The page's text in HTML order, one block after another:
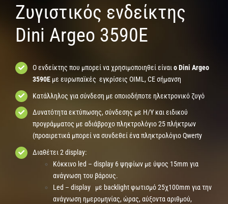
Ζυγιστικός ενδείκτης
Dini Argeo 3590E
Ο ενδείκτης που μπορεί να χρησιμοποιηθεί είναι οDini Argeo
3590E με ευρωπαϊκές εγκρίσεις OIML, CE σήμανση
Κατάλληλος για σύνδεση με οποιοδήποτε ηλεκτρονικό ζυγό
Δυνατότητα εκτύπωσης, σύνδεσης με Η/Υ και ειδικού
προγράμματος με αδιάβροχο πληκτρολόγιο 25 πλήκτρων
(προαιρετικά μπορεί να συνδεθεί ένα πληκτρολόγιο Qwerty
Διαθέτει 2 display:
Κόκκινο led – display 6 ψηφίων με ύψος 15mm για
ανάγνωση του βάρους.
Led – display με backlight φωτισμό 25χ100mm για την
ανάγνωση ημερομηνίας, ώρας, αύξοντα αριθμού,